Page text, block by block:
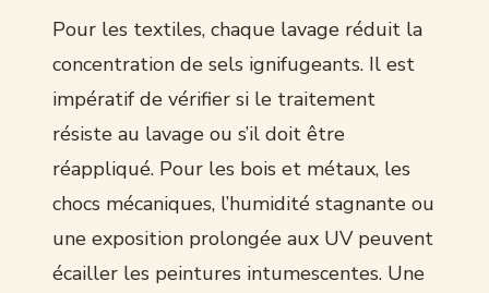
Pour les textiles, chaque lavage réduit la
concentration de sels ignifugeants. Il est
impératif de vérifier si le traitement
résiste au lavage ou s’il doit être
réappliqué. Pour les bois et métaux, les
chocs mécaniques, l’humidité stagnante ou
une exposition prolongée aux UV peuvent
écailler les peintures intumescentes. Une